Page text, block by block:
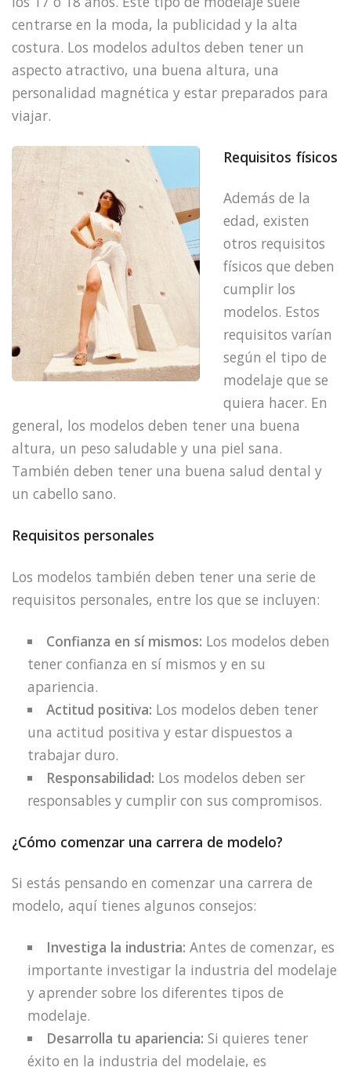
centrarse en la moda, la publicidad y la alta
costura. Los modelos adultos deben tener un
aspecto atractivo, una buena altura, una
personalidad magnética y estar preparados para
viajar.
Requisitos físicos
Además de la
edad, existen
otros requisitos
físicos que deben
cumplir los
modelos. Estos
requisitos varían
según el tipo de
modelaje que se
quiera hacer. En
general, los modelos deben tener una buena
altura, un peso saludable y una piel sana.
También deben tener una buena salud dental y
un cabello sano.
Requisitos personales
Los modelos también deben tener una serie de
requisitos personales, entre los que se incluyen:
Confianza en sí mismos: Los modelos deben
tener confianza en sí mismos y en su
apariencia.
Actitud positiva: Los modelos deben tener
una actitud positiva y estar dispuestos a
trabajar duro.
Responsabilidad: Los modelos deben ser
responsables y cumplir con sus compromisos.
¿Cómo comenzar una carrera de modelo?
Si estás pensando en comenzar una carrera de
modelo, aquí tienes algunos consejos:
Investiga la industria: Antes de comenzar, es
importante investigar la industria del modelaje
y aprender sobre los diferentes tipos de
modelaje.
Desarrolla tu apariencia: Si quieres tener
éxito en la industria del modelaje, es